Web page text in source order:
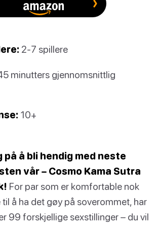
2-7 spillere
minutters gjennomsnittlig
10+
på å bli hendig med neste
vår – Cosmo Kama Sutra
For par som er komfortable nok
å ha det gøy på soverommet, har
99 forskjellige sexstillinger – du vil